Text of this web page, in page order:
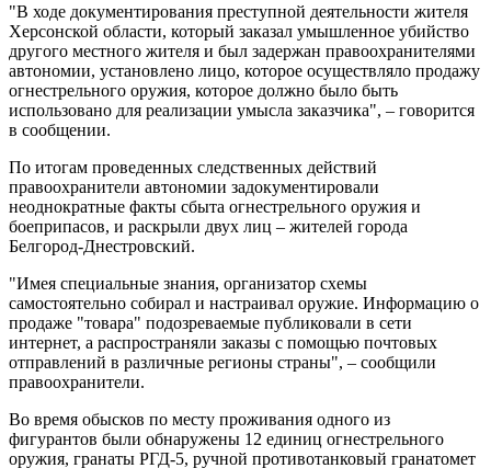
"В ходе документирования преступной деятельности жителя
Херсонской области, который заказал умышленное убийство
другого местного жителя и был задержан правоохранителями
автономии, установлено лицо, которое осуществляло продажу
огнестрельного оружия, которое должно было быть
использовано для реализации умысла заказчика", – говорится
в сообщении.
По итогам проведенных следственных действий
правоохранители автономии задокументировали
неоднократные факты сбыта огнестрельного оружия и
боеприпасов, и раскрыли двух лиц – жителей города
Белгород-Днестровский.
"Имея специальные знания, организатор схемы
самостоятельно собирал и настраивал оружие. Информацию о
продаже "товара" подозреваемые публиковали в сети
интернет, а распространяли заказы с помощью почтовых
отправлений в различные регионы страны", – сообщили
правоохранители.
Во время обысков по месту проживания одного из
фигурантов были обнаружены 12 единиц огнестрельного
оружия, гранаты РГД-5, ручной противотанковый гранатомет